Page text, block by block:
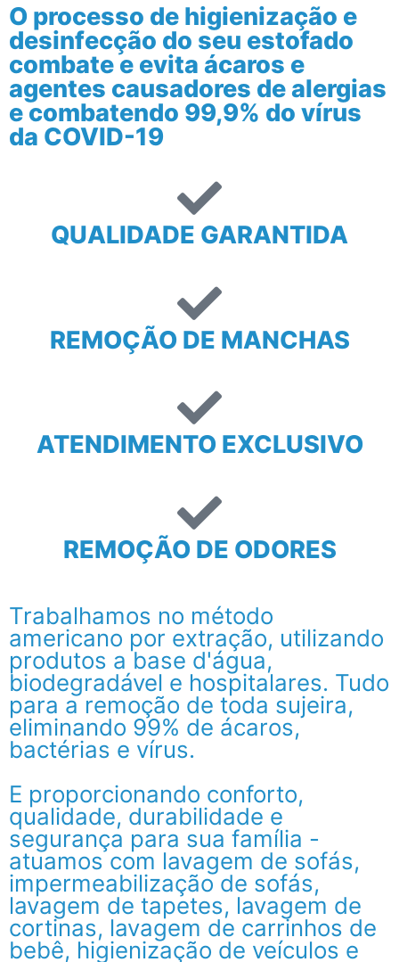
O processo de higienização e
desinfecção do seu estofado
combate e evita ácaros e
agentes causadores de alergias
e combatendo 99,9% do vírus
da COVID-19
QUALIDADE GARANTIDA
REMOÇÃO DE MANCHAS
ATENDIMENTO EXCLUSIVO
REMOÇÃO DE ODORES
Trabalhamos no método
americano por extração, utilizando
produtos a base d'água,
biodegradável e hospitalares. Tudo
para a remoção de toda sujeira,
eliminando 99% de ácaros,
bactérias e vírus.
E proporcionando conforto,
qualidade, durabilidade e
segurança para sua família -
atuamos com lavagem de sofás,
impermeabilização de sofás,
lavagem de tapetes, lavagem de
cortinas, lavagem de carrinhos de
bebê, higienização de veículos e